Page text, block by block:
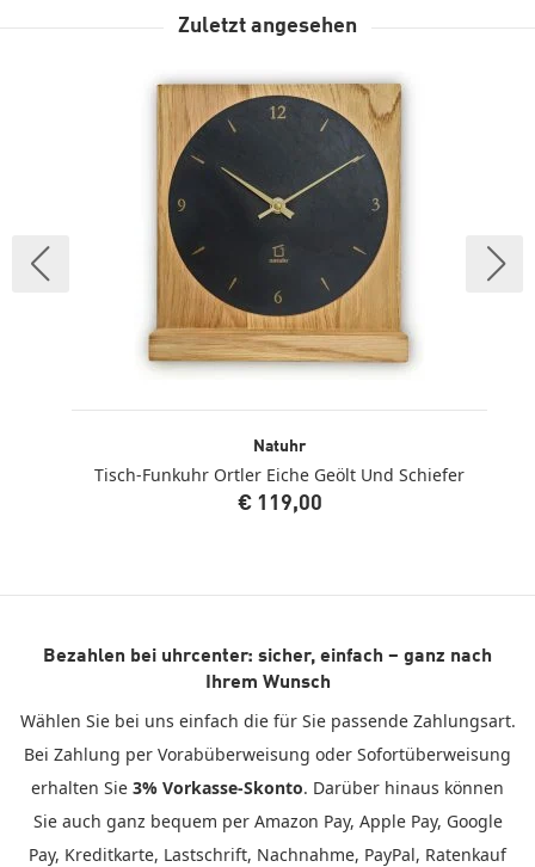
Zuletzt angesehen
Natuhr
Tisch-Funkuhr Ortler Eiche Geölt Und Schiefer
€ 119,00
Bezahlen bei uhrcenter: sicher, einfach – ganz nach
Ihrem Wunsch
Wählen Sie bei uns einfach die für Sie passende Zahlungsart.
Bei Zahlung per Vorabüberweisung oder Sofortüberweisung
erhalten Sie 3% Vorkasse-Skonto. Darüber hinaus können
Sie auch ganz bequem per Amazon Pay, Apple Pay, Google
Pay, Kreditkarte, Lastschrift, Nachnahme, PayPal, Ratenkauf